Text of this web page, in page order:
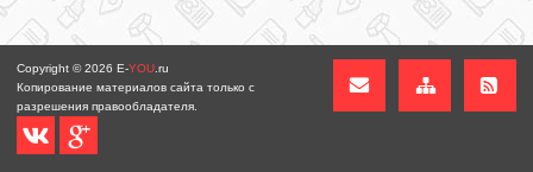
Copyright © 2026 E-YOU .ru
Копирование материалов сайта только с
разрешения правообладателя.